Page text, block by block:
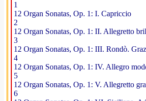
1
12 Organ Sonatas, Op. 1: I. Capriccio
2
12 Organ Sonatas, Op. 1: II. Allegretto
3
12 Organ Sonatas, Op. 1: III. Rondò.
4
12 Organ Sonatas, Op. 1: IV. Allegro
5
12 Organ Sonatas, Op. 1: V. Allegretto
6